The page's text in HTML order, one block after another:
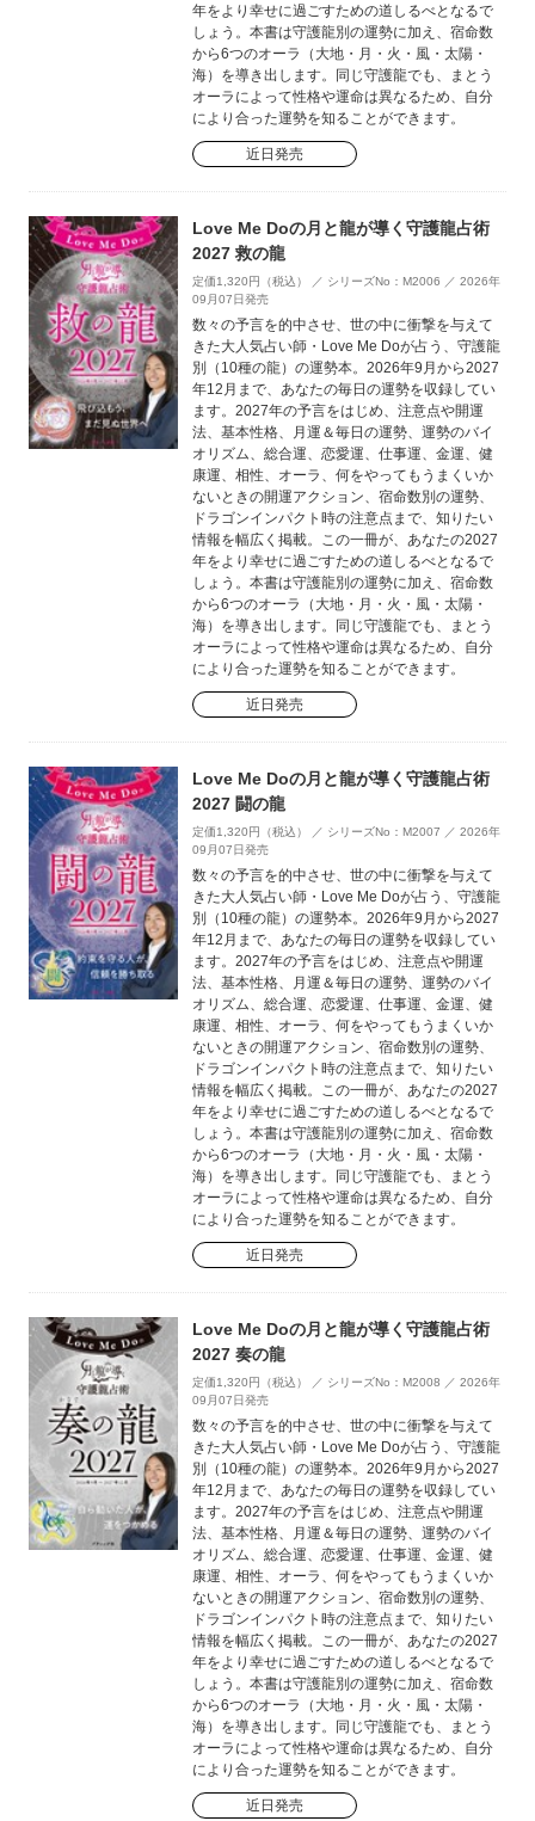
年をより幸せに過ごすための道しるべとなるで
しょう。本書は守護龍別の運勢に加え、宿命数
から6つのオーラ（大地・月・火・風・太陽・
海）を導き出します。同じ守護龍でも、まとう
オーラによって性格や運命は異なるため、自分
により合った運勢を知ることができます。
近日発売
Love Me Doの月と龍が導く守護龍占術
2027 救の龍
定価1,320円（税込） ／ シリーズNo：M2006 ／ 2026年
09月07日発売
数々の予言を的中させ、世の中に衝撃を与えて
きた大人気占い師・Love Me Doが占う、守護龍
別（10種の龍）の運勢本。2026年9月から2027
年12月まで、あなたの毎日の運勢を収録してい
ます。2027年の予言をはじめ、注意点や開運
法、基本性格、月運＆毎日の運勢、運勢のバイ
オリズム、総合運、恋愛運、仕事運、金運、健
康運、相性、オーラ、何をやってもうまくいか
ないときの開運アクション、宿命数別の運勢、
ドラゴンインパクト時の注意点まで、知りたい
情報を幅広く掲載。この一冊が、あなたの2027
年をより幸せに過ごすための道しるべとなるで
しょう。本書は守護龍別の運勢に加え、宿命数
から6つのオーラ（大地・月・火・風・太陽・
海）を導き出します。同じ守護龍でも、まとう
オーラによって性格や運命は異なるため、自分
により合った運勢を知ることができます。
近日発売
Love Me Doの月と龍が導く守護龍占術
2027 闘の龍
定価1,320円（税込） ／ シリーズNo：M2007 ／ 2026年
09月07日発売
数々の予言を的中させ、世の中に衝撃を与えて
きた大人気占い師・Love Me Doが占う、守護龍
別（10種の龍）の運勢本。2026年9月から2027
年12月まで、あなたの毎日の運勢を収録してい
ます。2027年の予言をはじめ、注意点や開運
法、基本性格、月運＆毎日の運勢、運勢のバイ
オリズム、総合運、恋愛運、仕事運、金運、健
康運、相性、オーラ、何をやってもうまくいか
ないときの開運アクション、宿命数別の運勢、
ドラゴンインパクト時の注意点まで、知りたい
情報を幅広く掲載。この一冊が、あなたの2027
年をより幸せに過ごすための道しるべとなるで
しょう。本書は守護龍別の運勢に加え、宿命数
から6つのオーラ（大地・月・火・風・太陽・
海）を導き出します。同じ守護龍でも、まとう
オーラによって性格や運命は異なるため、自分
により合った運勢を知ることができます。
近日発売
Love Me Doの月と龍が導く守護龍占術
2027 奏の龍
定価1,320円（税込） ／ シリーズNo：M2008 ／ 2026年
09月07日発売
数々の予言を的中させ、世の中に衝撃を与えて
きた大人気占い師・Love Me Doが占う、守護龍
別（10種の龍）の運勢本。2026年9月から2027
年12月まで、あなたの毎日の運勢を収録してい
ます。2027年の予言をはじめ、注意点や開運
法、基本性格、月運＆毎日の運勢、運勢のバイ
オリズム、総合運、恋愛運、仕事運、金運、健
康運、相性、オーラ、何をやってもうまくいか
ないときの開運アクション、宿命数別の運勢、
ドラゴンインパクト時の注意点まで、知りたい
情報を幅広く掲載。この一冊が、あなたの2027
年をより幸せに過ごすための道しるべとなるで
しょう。本書は守護龍別の運勢に加え、宿命数
から6つのオーラ（大地・月・火・風・太陽・
海）を導き出します。同じ守護龍でも、まとう
オーラによって性格や運命は異なるため、自分
により合った運勢を知ることができます。
近日発売